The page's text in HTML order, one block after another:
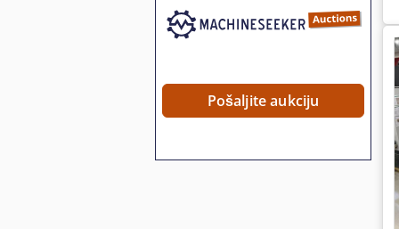
Pošaljite aukciju